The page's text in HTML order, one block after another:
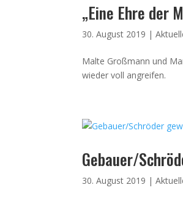
„Eine Ehre der
30. August 2019 |
Malte Großmann und
wieder voll angreifen.
Gebauer/
30. August 2019 |